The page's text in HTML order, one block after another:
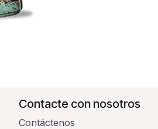
Contacte con nosotros
Contáctenos